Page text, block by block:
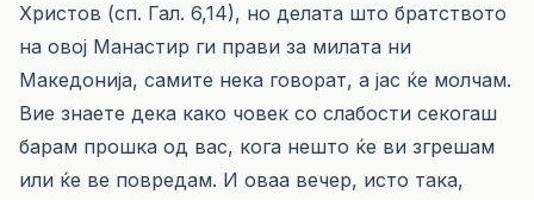
Христов (сп. Гал. 6,14), но делата што братството
на овој Манастир ги прави за милата ни
Македонија, самите нека говорат, а јас ќе молчам.
Вие знаете дека како човек со слабости секогаш
барам прошка од вас, кога нешто ќе ви згрешам
или ќе ве повредам. И оваа вечер, исто така,